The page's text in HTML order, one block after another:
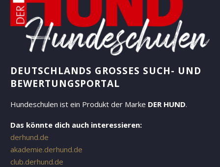
DEUTSCHLANDS GROSSES SUCH- UND B
EWERTUNGSPORTAL
Hundeschulen ist ein Produkt der Marke DER HUND.
Das könnte dich auch interessieren:
derhund.de
akademie.derhund.de
club.derhund.de